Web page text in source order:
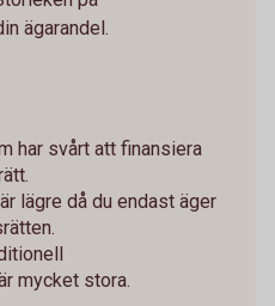
ägarandel.
har svårt att finansiera
lägre då du endast äger
mycket stora.